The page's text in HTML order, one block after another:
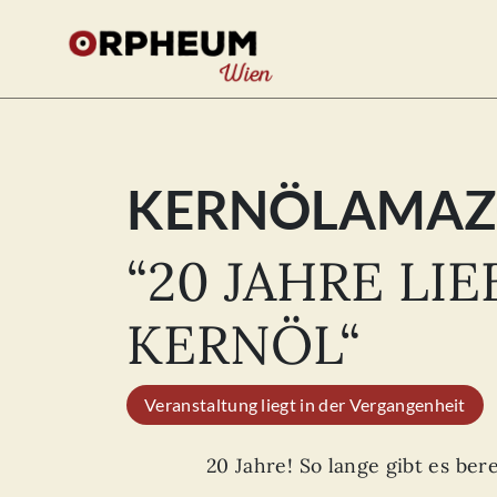
“20 JAHRE
KERNÖL“
Veranstaltung liegt in der Vergangenheit
20 Jahre! So lange gibt es